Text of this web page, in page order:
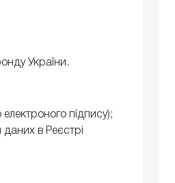
України.
підпису);
даних в Реєстрі